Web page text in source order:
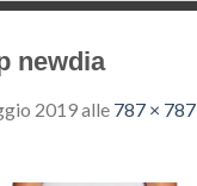
newdia
2019alle 787 × 787